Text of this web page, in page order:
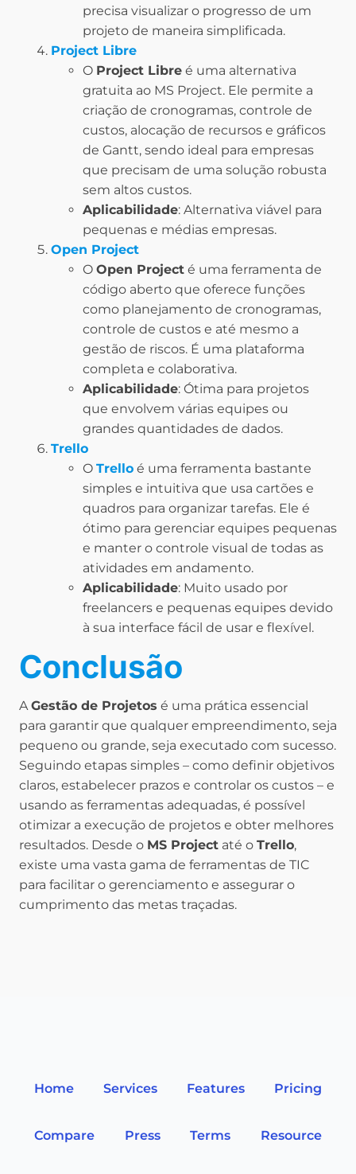
precisa visualizar o progresso de um
projeto de maneira simplificada.
Project Libre
O Project Libre é uma alternativa
gratuita ao MS Project. Ele permite a
criação de cronogramas, controle de
custos, alocação de recursos e gráficos
de Gantt, sendo ideal para empresas
que precisam de uma solução robusta
sem altos custos.
Aplicabilidade: Alternativa viável para
pequenas e médias empresas.
Open Project
O Open Project é uma ferramenta de
código aberto que oferece funções
como planejamento de cronogramas,
controle de custos e até mesmo a
gestão de riscos. É uma plataforma
completa e colaborativa.
Aplicabilidade: Ótima para projetos
que envolvem várias equipes ou
grandes quantidades de dados.
Trello
O Trello é uma ferramenta bastante
simples e intuitiva que usa cartões e
quadros para organizar tarefas. Ele é
ótimo para gerenciar equipes pequenas
e manter o controle visual de todas as
atividades em andamento.
Aplicabilidade: Muito usado por
freelancers e pequenas equipes devido
à sua interface fácil de usar e flexível.
Conclusão
AGestão de Projetos é uma prática essencial
para garantir que qualquer empreendimento, seja
pequeno ou grande, seja executado com sucesso.
Seguindo etapas simples – como definir objetivos
claros, estabelecer prazos e controlar os custos – e
usando as ferramentas adequadas, é possível
otimizar a execução de projetos e obter melhores
resultados. Desde o MS Project até o Trello,
existe uma vasta gama de ferramentas de TIC
para facilitar o gerenciamento e assegurar o
cumprimento das metas traçadas.
Home Services Features Pricing
Compare Press Terms Resource